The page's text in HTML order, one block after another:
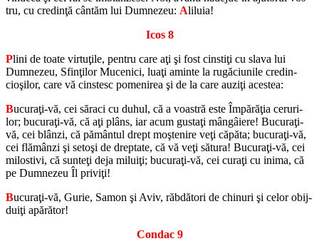
tru, cu cre­dinţă cântăm lui Dum­ne­zeu: Ali­luia!
Icos 8
Plini de toate virtuţile, pen­tru care aţi şi fost cin­stiţi cu slava lui
Dum­ne­zeu, Sfinţilor Mu­ce­nici, luaţi aminte la ru­gă­ciu­nile cre­din­
cioşilor, care vă cin­stesc po­me­ni­rea şi de la care auziţi aces­tea:
Bucuraţi-vă, cei să­raci cu duhul, că a voas­tră este Îm­părăţia ce­ru­ri­
lor; bu­curaţi-vă, că aţi plâns, iar acum gustaţi mângâiere! Bu­curaţi-
vă, cei blânzi, că pământul drept moşte­nire veţi că­păta; bu­curaţi-vă,
cei flămânzi şi setoşi de drep­tate, că vă veţi să­tura! Bu­curaţi-vă, cei
mi­los­tivi, că sunteţi deja miluiţi; bu­curaţi-vă, cei curaţi cu inima, că
pe Dum­ne­zeu Îl priviţi!
Bucuraţi-vă, Gurie, Samon şi Aviv, răb­dă­tori de chi­nuri şi celor obij­
duiţi apă­ră­tor!
Con­dac 9